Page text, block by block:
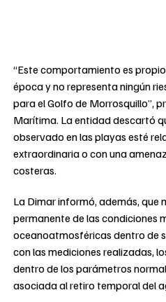
“Este comportamiento es
época y no representa ningún
para el Golfo de Morrosquillo”,
Marítima. La entidad descartó
observado en las playas esté
extraordinaria o con una
costeras.
La Dimar informó, además, que
permanente de las condiciones
oceanoatmosféricas dentro de
con las mediciones realizadas,
dentro de los parámetros
asociada al retiro temporal del